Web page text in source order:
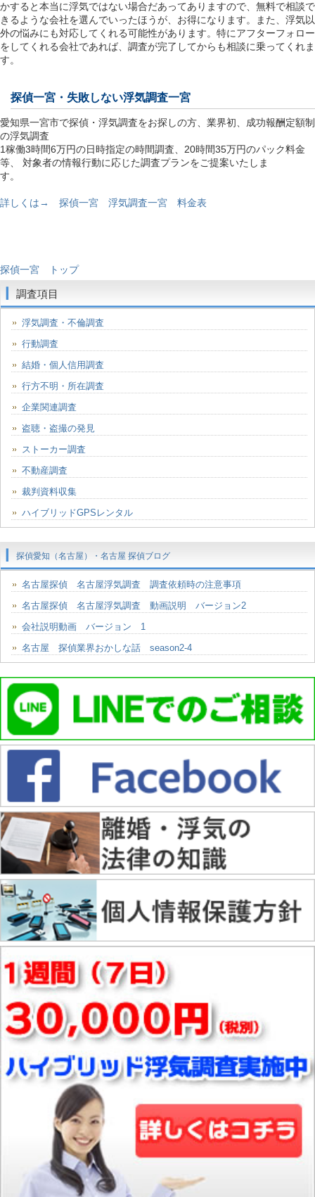
かすると本当に浮気ではない場合だあってありますので、無料で相談で
きるような会社を選んでいったほうが、お得になります。また、浮気以
外の悩みにも対応してくれる可能性があります。特にアフターフォロー
をしてくれる会社であれば、調査が完了してからも相談に乗ってくれま
す。
探偵一宮 ・失敗しない浮気調査一宮
愛知県一宮市で探偵・浮気調査をお探しの方、業界初、成功報酬定額制
の浮気調査
1稼働3時間6万円の日時指定の時間調査、20時間35万円のパック料金
等、 対象者の情報行動に応じた調査プランをご提案いたしま
す。
詳しくは→ 探偵一宮 浮気調査一宮 料金表
探偵一宮 トップ
調査項目
浮気調査・不倫調査
行動調査
結婚・個人信用調査
行方不明・所在調査
企業関連調査
盗聴・盗撮の発見
ストーカー調査
不動産調査
裁判資料収集
ハイブリッドGPSレンタル
探偵愛知（名古屋）・名古屋 探偵ブログ
名古屋探偵 名古屋浮気調査 調査依頼時の注意事項
名古屋探偵 名古屋浮気調査 動画説明 バージョン2
会社説明動画 バージョン 1
名古屋 探偵業界おかしな話 season2-4